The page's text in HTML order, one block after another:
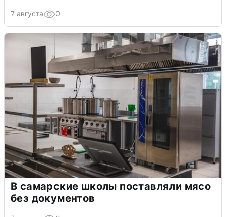
7 августа 0
В самарские школы поставляли мясо
без документов